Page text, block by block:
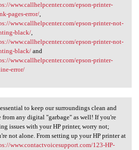
www.callhelpcenter.com/epson-printer-
pages-error/,
www.callhelpcenter.com/epson-printer-not-
black/,
www.callhelpcenter.com/epson-printer-not-
black/and
www.callhelpcenter.com/epson-printer-
error/
to keep our
to keep our surroundings clean and
from any digital "garbage" as well! If you're
issues with your HP printer, worry not;
not alone. From setting up your HP printer at
www.contactvoicesupport.com/123-HP-